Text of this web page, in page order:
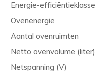
Energie-efficiëntieklasse
Ovenenergie
Aantal ovenruimten
Netto ovenvolume (liter)
Netspanning (V)